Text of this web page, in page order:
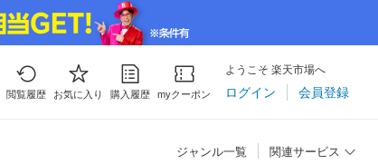
閲覧履歴 お気に入り 購入履歴 myクーポン
ようこそ 楽天市場へ
ログイン 会員登録
ジャンル一覧 関連サービス